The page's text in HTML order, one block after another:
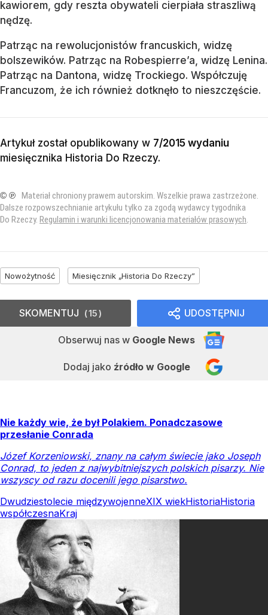
kawiorem, gdy reszta obywateli cierpiała straszliwą
nędzę.
Patrząc na rewolucjonistów francuskich, widzę
bolszewików. Patrząc na Robespierre’a, widzę Lenina.
Patrząc na Dantona, widzę Trockiego. Współczuję
Francuzom, że ich również dotknęło to nieszczęście.
Artykuł został opublikowany w 7/2015 wydaniu
miesięcznika Historia Do Rzeczy.
© ℗ Materiał chroniony prawem autorskim. Wszelkie prawa zastrzeżone.
Dalsze rozpowszechnianie artykułu tylko za zgodą wydawcy tygodnika
Do Rzeczy. Regulamin i warunki licencjonowania materiałów prasowych.
Nowożytność Miesięcznik „Historia Do Rzeczy”
UDOSTĘPNIJ
Obserwuj nas w Google News
Dodaj jako źródło w Google
SKOMENTUJ 15
Nie każdy wie, że był Polakiem. Ponadczasowe
przesłanie Conrada
Józef Korzeniowski, znany na całym świecie jako Joseph
Conrad, to jeden z najwybitniejszych polskich pisarzy. Nie
wszyscy od razu docenili jego pisarstwo.
Dwudziestolecie międzywojenneXIX wiekHistoriaHistoria
współczesnaKraj